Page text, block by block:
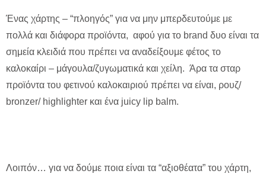
Ένας χάρτης – “πλοηγός” για να μην μπερδευτούμε με
πολλά και διάφορα προϊόντα, αφού για το brand δυο είναι τα
σημεία κλειδιά που πρέπει να αναδείξουμε φέτος το
καλοκαίρι – μάγουλα/ζυγωματικά και χείλη. Άρα τα σταρ
προϊόντα του φετινού καλοκαιριού πρέπει να είναι, ρουζ/
bronzer/ highlighter και ένα juicy lip balm.
Λοιπόν… για να δούμε ποια είναι τα “αξιοθέατα” του χάρτη,